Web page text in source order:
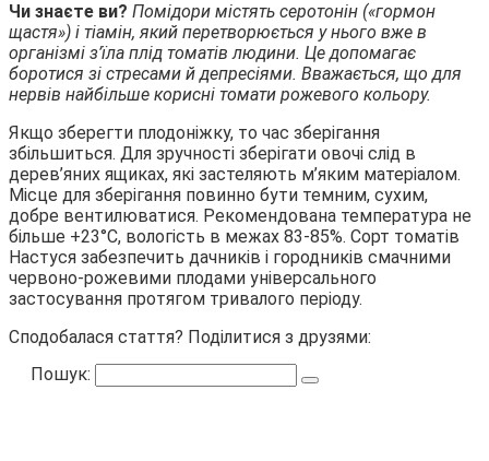
Чи знаєте ви? Помідори містять серотонін («гормон
щастя») і тіамін, який перетворюється у нього вже в
організмі з’їла плід томатів людини. Це допомагає
боротися зі стресами й депресіями. Вважається, що для
нервів найбільше корисні томати рожевого кольору.
Якщо зберегти плодоніжку, то час зберігання
збільшиться. Для зручності зберігати овочі слід в
дерев’яних ящиках, які застеляють м’яким матеріалом.
Місце для зберігання повинно бути темним, сухим,
добре вентилюватися. Рекомендована температура не
більше +23°С, вологість в межах 83-85%. Сорт томатів
Настуся забезпечить дачників і городників смачними
червоно-рожевими плодами універсального
застосування протягом тривалого періоду.
Сподобалася стаття? Поділитися з друзями:
Пошук: